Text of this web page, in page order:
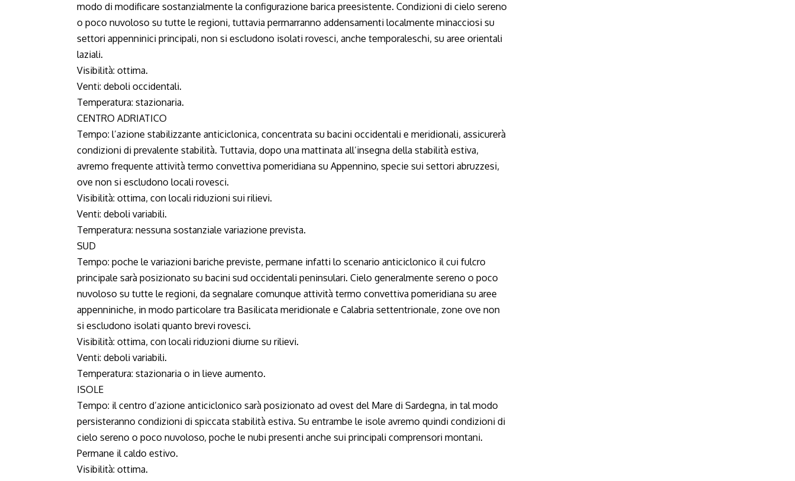
modo di modificare sostanzialmente la configurazione barica preesistente. Condizioni di cielo sereno
o poco nuvoloso su tutte le regioni, tuttavia permarranno addensamenti localmente minacciosi su
settori appenninici principali, non si escludono isolati rovesci, anche temporaleschi, su aree orientali
laziali.
Visibilità: ottima.
Venti: deboli occidentali.
Temperatura: stazionaria.
CENTRO ADRIATICO
Tempo: l’azione stabilizzante anticiclonica, concentrata su bacini occidentali e meridionali, assicurerà
condizioni di prevalente stabilità. Tuttavia, dopo una mattinata all’insegna della stabilità estiva,
avremo frequente attività termo convettiva pomeridiana su Appennino, specie sui settori abruzzesi,
ove non si escludono locali rovesci.
Visibilità: ottima, con locali riduzioni sui rilievi.
Venti: deboli variabili.
Temperatura: nessuna sostanziale variazione prevista.
SUD
Tempo: poche le variazioni bariche previste, permane infatti lo scenario anticiclonico il cui fulcro
principale sarà posizionato su bacini sud occidentali peninsulari. Cielo generalmente sereno o poco
nuvoloso su tutte le regioni, da segnalare comunque attività termo convettiva pomeridiana su aree
appenniniche, in modo particolare tra Basilicata meridionale e Calabria settentrionale, zone ove non
si escludono isolati quanto brevi rovesci.
Visibilità: ottima, con locali riduzioni diurne su rilievi.
Venti: deboli variabili.
Temperatura: stazionaria o in lieve aumento.
ISOLE
Tempo: il centro d’azione anticiclonico sarà posizionato ad ovest del Mare di Sardegna, in tal modo
persisteranno condizioni di spiccata stabilità estiva. Su entrambe le isole avremo quindi condizioni di
cielo sereno o poco nuvoloso, poche le nubi presenti anche sui principali comprensori montani.
Permane il caldo estivo.
Visibilità: ottima.